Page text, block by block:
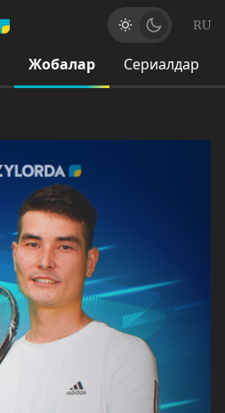
RU
Жобалар Сериалдар